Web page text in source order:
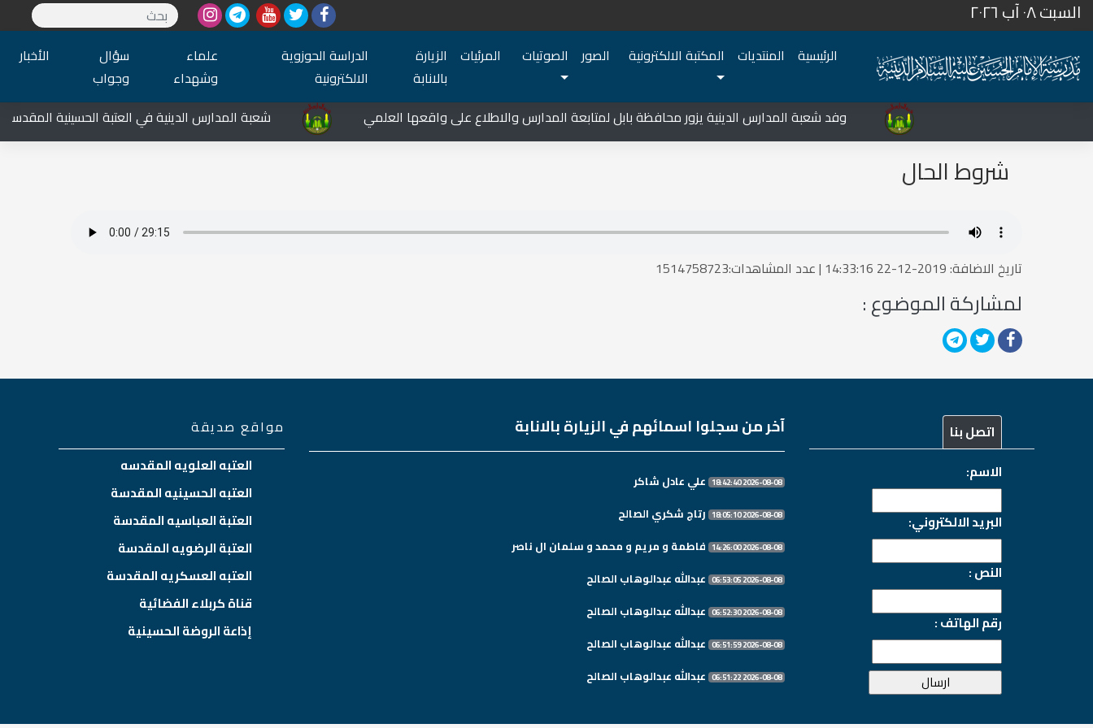
السبت ٠٨ آب ٢٠٢٦
الرئيسية المنتديات المكتبة الالكترونية الصور الصوتيات المرئيات الزيارة
بالانابة
الدراسة الحوزوية
الالكترونية
علماء
وشهداء
سؤال
وجواب
الأخبار
وفد شعبة المدارس الدينية يزور محافظة بابل لمتابعة المدارس والاطلاع على واقعها العلمي شعبة المدارس الدينية في العتبة الحسينية المقدسة
شروط الحال
تاريخ الاضافة: 2019-12-22 14:33:16 | عدد المشاهدات:1514758723
لمشاركة الموضوع :
اتصل بنا
الاسم:
البريد الالكتروني:
النص :
رقم الهاتف :
آخر من سجلوا اسمائهم في الزيارة بالانابة
2026-08-08 18:42:40 علي عادل شاكر
2026-08-08 18:05:10 رتاج شكري الصالح
2026-08-08 14:26:00 فاطمة و مريم و محمد و سلمان ال ناصر
2026-08-08 06:53:05 عبدالله عبدالوهاب الصالح
2026-08-08 06:52:30 عبدالله عبدالوهاب الصالح
2026-08-08 06:51:59 عبدالله عبدالوهاب الصالح
2026-08-08 06:51:22 عبدالله عبدالوهاب الصالح
مواقع صديقة
العتبه العلويه المقدسه
العتبه الحسينيه المقدسة
العتبة العباسيه المقدسة
العتبة الرضويه المقدسة
العتبه العسكريه المقدسة
قناة كربلاء الفضائية
إذاعة الروضة الحسينية